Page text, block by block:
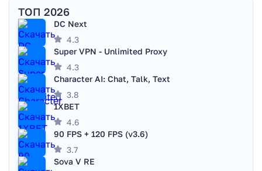
ТОП 2026
DC Next
4.3
Super VPN - Unlimited Proxy
4.3
Character AI: Chat, Talk, Text
3.8
1XBET
4.6
90 FPS + 120 FPS (v3.6)
3.7
Sova V RE